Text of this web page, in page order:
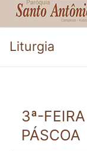
Liturgia
3ª-
PÁSCOA